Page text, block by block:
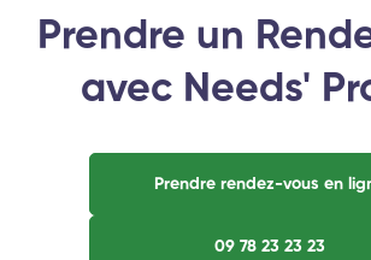
Prendre un
avec Needs'
Prendre rendez-vous en
09 78 23 23 23